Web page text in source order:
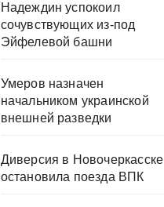
Надеждин успокоил
сочувствующих из-под
Эйфелевой башни
Умеров назначен
начальником украинской
внешней разведки
Диверсия в Новочеркасске
остановила поезда ВПК